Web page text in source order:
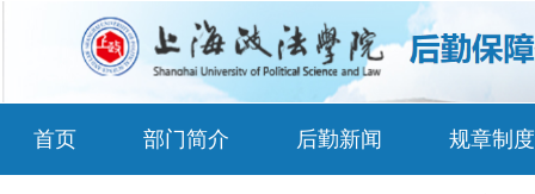
首页 部门简介 后勤新闻 规章制度